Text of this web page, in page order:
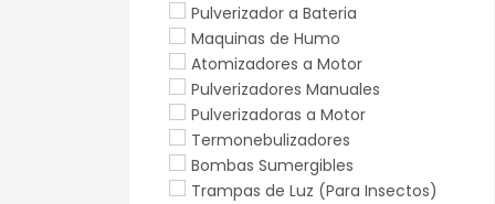
Pulverizador a Bateria
Maquinas de Humo
Atomizadores a Motor
Pulverizadores Manuales
Pulverizadoras a Motor
Termonebulizadores
Bombas Sumergibles
Trampas de Luz (Para Insectos)